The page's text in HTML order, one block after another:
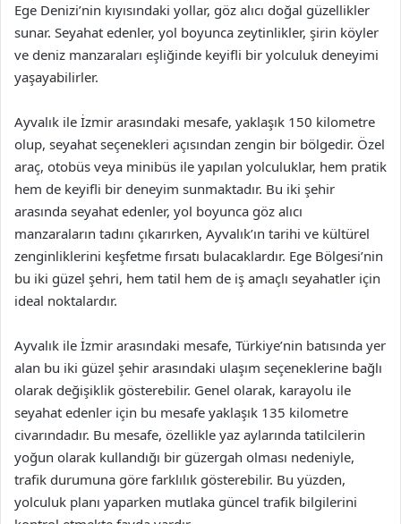
Ege Denizi’nin kıyısındaki yollar, göz alıcı doğal güzellikler
sunar. Seyahat edenler, yol boyunca zeytinlikler, şirin köyler
ve deniz manzaraları eşliğinde keyifli bir yolculuk deneyimi
yaşayabilirler.
Ayvalık ile İzmir arasındaki mesafe, yaklaşık 150 kilometre
olup, seyahat seçenekleri açısından zengin bir bölgedir. Özel
araç, otobüs veya minibüs ile yapılan yolculuklar, hem pratik
hem de keyifli bir deneyim sunmaktadır. Bu iki şehir
arasında seyahat edenler, yol boyunca göz alıcı
manzaraların tadını çıkarırken, Ayvalık’ın tarihi ve kültürel
zenginliklerini keşfetme fırsatı bulacaklardır. Ege Bölgesi’nin
bu iki güzel şehri, hem tatil hem de iş amaçlı seyahatler için
ideal noktalardır.
Ayvalık ile İzmir arasındaki mesafe, Türkiye’nin batısında yer
alan bu iki güzel şehir arasındaki ulaşım seçeneklerine bağlı
olarak değişiklik gösterebilir. Genel olarak, karayolu ile
seyahat edenler için bu mesafe yaklaşık 135 kilometre
civarındadır. Bu mesafe, özellikle yaz aylarında tatilcilerin
yoğun olarak kullandığı bir güzergah olması nedeniyle,
trafik durumuna göre farklılık gösterebilir. Bu yüzden,
yolculuk planı yaparken mutlaka güncel trafik bilgilerini